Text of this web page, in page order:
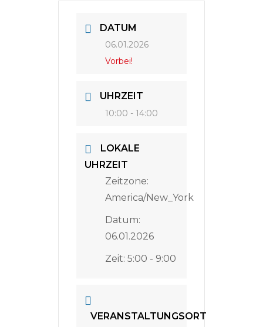
DATUM
06.01.2026
Vorbei!
UHRZEIT
10:00 - 14:00
LOKALE
UHRZEIT
Zeitzone:
America/New_York
Datum:
06.01.2026
Zeit: 5:00 - 9:00
VERANSTALTUNGSORT